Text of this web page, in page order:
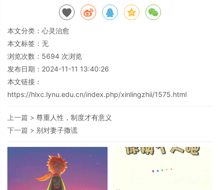
本文分类： 心灵治愈
本文标签：无
浏览次数： 5694 次浏览
发布日期：2024-11-11 13:40:26
本文链接：
https://hlxc.lynu.edu.cn/index.php/xinlingzhii/1575.html
上一篇 > 尊重人性，制度才有意义
下一篇 > 别对妻子撒谎